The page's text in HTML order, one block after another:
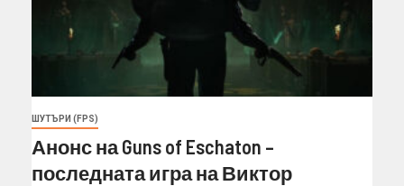
ШУТЪРИ (FPS)
Анонс на Guns of Eschaton –
последната игра на Виктор